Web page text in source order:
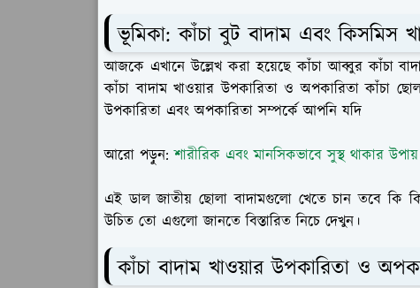
ভূমিকা: কাঁচা বুট বাদাম এবং কিসমিস
আজকে এখানে উল্লেখ করা হয়েছে কাঁচা আব্বুর কাঁচা
কাঁচা বাদাম খাওয়ার উপকারিতা ও অপকারিতা কাঁচা
উপকারিতা এবং অপকারিতা সম্পর্কে আপনি যদি
আরো পড়ুন:শারীরিক এবং মানসিকভাবে সুস্থ থাকার
এই ডাল জাতীয় ছোলা বাদামগুলো খেতে চান তবে কি
উচিত তো এগুলো জানতে বিস্তারিত নিচে দেখুন।
কাঁচা বাদাম খাওয়ার উপকারিতা ও